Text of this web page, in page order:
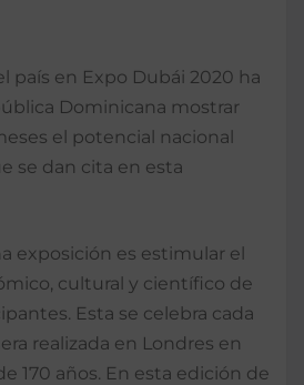
país en Expo Dubái 2020 ha
Dominicana mostrar
el potencial nacional
se dan cita en esta
exposición es estimular el
cultural y científico de
Esta se celebra cada
realizada en Londres en
170 años. En esta edición de